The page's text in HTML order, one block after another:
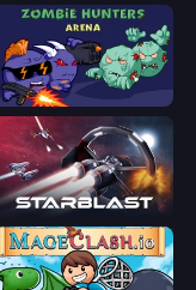
Zombie Hunters Online
StarBlast